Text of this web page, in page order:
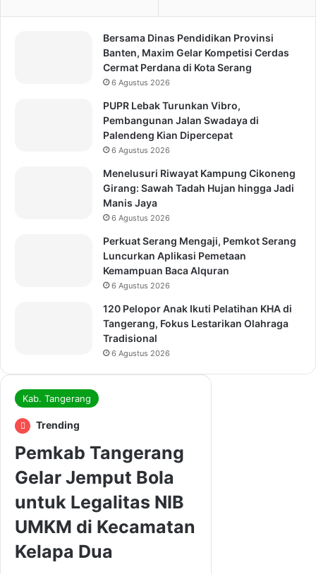
Bersama Dinas Pendidikan Provinsi
Banten, Maxim Gelar Kompetisi Cerdas
Cermat Perdana di Kota Serang
6 Agustus 2026
PUPR Lebak Turunkan Vibro,
Pembangunan Jalan Swadaya di
Palendeng Kian Dipercepat
6 Agustus 2026
Menelusuri Riwayat Kampung Cikoneng
Girang: Sawah Tadah Hujan hingga Jadi
Manis Jaya
6 Agustus 2026
Perkuat Serang Mengaji, Pemkot Serang
Luncurkan Aplikasi Pemetaan
Kemampuan Baca Alquran
6 Agustus 2026
120 Pelopor Anak Ikuti Pelatihan KHA di
Tangerang, Fokus Lestarikan Olahraga
Tradisional
6 Agustus 2026